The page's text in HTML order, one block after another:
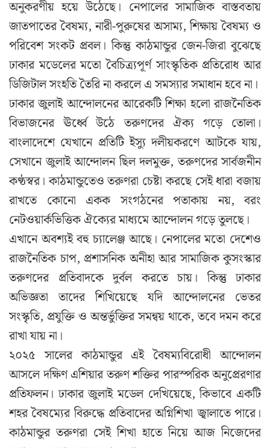
অনুকরণীয় হয়ে উঠেছে। নেপালের সামাজিক বাস্তবতায়
জাতপাতের বৈষম্য, নারী-পুরুষের অসাম্য, শিক্ষায় বৈষম্য ও
পরিবেশ সংকট প্রবল। কিন্তু কাঠমান্ডুর জেন-জিরা বুঝেছে
ঢাকার মডেলের মতো বৈচিত্র্যপূর্ণ সাংস্কৃতিক প্রতিরোধ আর
ডিজিটাল সংহতি তৈরি না করলে এ সমস্যার সমাধান হবে না।
ঢাকার জুলাই আন্দোলনের আরেকটি শিক্ষা হলো রাজনৈতিক
বিভাজনের ঊর্ধ্বে উঠে তরুণদের ঐক্য গড়ে তোলা।
বাংলাদেশে যেখানে প্রতিটি ইস্যু দলীয়করণে আটকে যায়,
সেখানে জুলাই আন্দোলন ছিল দলমুক্ত, তরুণদের সার্বজনীন
কণ্ঠস্বর। কাঠমান্ডুতেও তরুণরা চেষ্টা করছে সেই ধারা বজায়
রাখতে কোনো একক সংগঠনের পতাকায় নয়, বরং
নেটওয়ার্কভিত্তিক ঐক্যের মাধ্যমে আন্দোলন গড়ে তুলছে।
এখানে অবশ্যই বহু চ্যালেঞ্জ আছে। নেপালের মতো দেশেও
রাজনৈতিক চাপ, প্রশাসনিক অনীহা আর সামাজিক কুসংস্কার
তরুণদের প্রতিবাদকে দুর্বল করতে চায়। কিন্তু ঢাকার
অভিজ্ঞতা তাদের শিখিয়েছে যদি আন্দোলনের ভেতর
সংস্কৃতি, প্রযুক্তি ও অন্তর্ভুক্তির সমন্বয় থাকে, তবে দমন করে
রাখা যায় না।
২০২৫ সালের কাঠমান্ডুর এই বৈষম্যবিরোধী আন্দোলন
আসলে দক্ষিণ এশিয়ার তরুণ শক্তির পারস্পরিক অনুপ্রেরণার
প্রতিফলন। ঢাকার জুলাই মডেল দেখিয়েছে, কিভাবে একটি
শহর বৈষম্যের বিরুদ্ধে প্রতিবাদের অগ্নিশিখা জ্বালাতে পারে।
কাঠমান্ডুর তরুণরা সেই শিখা হাতে নিয়ে আজ নিজেদের